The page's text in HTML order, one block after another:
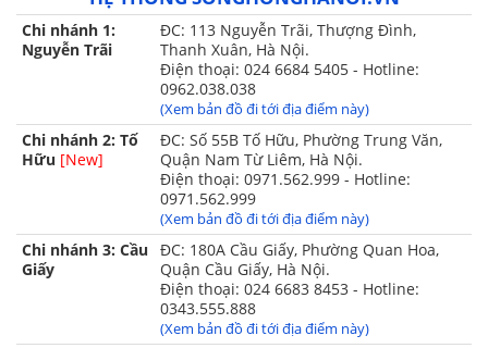
2. Vệ sinh và bảo quản:
- Rút bộ điều khiển nhiệt ra khỏi chăn trước khi vệ sinh.
- Chăn có thể giặt được bằng tay nhẹ, phơi nắng (không nên
giặt máy tránh hỏng các cấu tạo của chăn,ko nên vò mạnh).
- Có thể căng rộng chăn ra, phơi nắng, dùng bàn chải đập
nhẹ.
Chi nhánh 1:
Nguyễn Trãi
ĐC: 113 Nguyễn Trãi, Thượng Đình,
Thanh Xuân, Hà Nội.
Điện thoại: 024 6684 5405 - Hotline:
0962.038.038
(Xem bản đồ đi tới địa điểm này)
Chi nhánh 2: Tố
Hữu [New]
ĐC: Số 55B Tố Hữu, Phường Trung Văn,
Quận Nam Từ Liêm, Hà Nội.
Điện thoại: 0971.562.999 - Hotline:
0971.562.999
(Xem bản đồ đi tới địa điểm này)
Chi nhánh 3: Cầu
Giấy
ĐC: 180A Cầu Giấy, Phường Quan Hoa,
Quận Cầu Giấy, Hà Nội.
Điện thoại: 024 6683 8453 - Hotline:
0343.555.888
(Xem bản đồ đi tới địa điểm này)